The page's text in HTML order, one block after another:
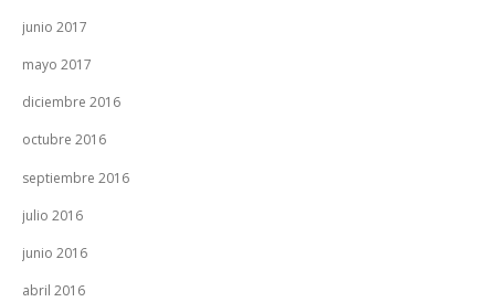
junio 2017
mayo 2017
diciembre 2016
octubre 2016
septiembre 2016
julio 2016
junio 2016
abril 2016